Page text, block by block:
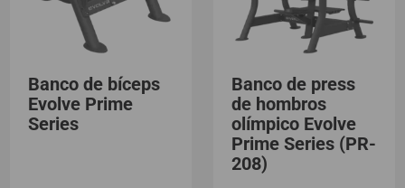
Banco de bíceps
Evolve Prime
Series
Banco de press
de hombros
olímpico Evolve
Prime Series (PR-
208)